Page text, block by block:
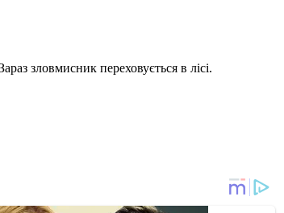
зловмисник переховується в лісі.